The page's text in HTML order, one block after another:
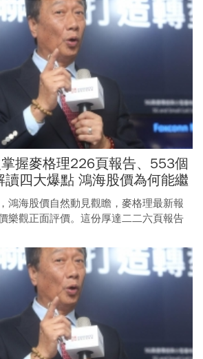
握麥格理226頁報告、553個
讀四大爆點 鴻海股價為何能繼
鴻海股價自然動見觀瞻，麥格理最新報
樂觀正面評價。這份厚達二二六頁報告